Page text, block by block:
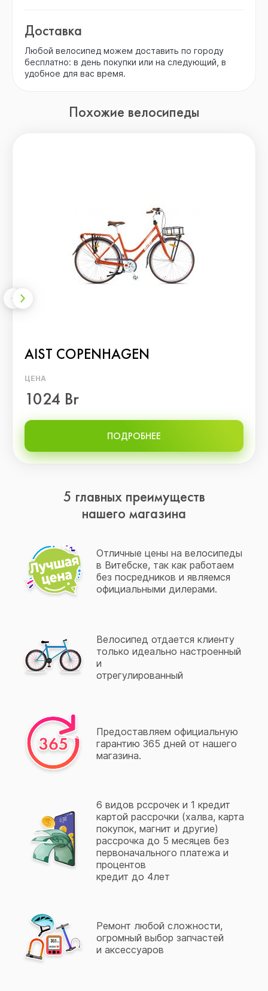
Доставка
Любой велосипед можем доставить по городу
бесплатно: в день покупки или на следующий, в
удобное для вас время.
Похожие велосипеды
AIST СOPENHAGEN
ЦЕНА
1024 Br
ПОДРОБНЕЕ
5 главных преимуществ
нашего магазина
Отличные цены на велосипеды
в Витебске, так как работаем
без посредников и являемся
официальными дилерами.
Велосипед отдается клиенту
только идеально настроенный
и
отрегулированный
Предоставляем официальную
гарантию 365 дней от нашего
магазина.
6 видов рссрочек и 1 кредит
картой рассрочки (халва, карта
покупок, магнит и другие)
рассрочка до 5 месяцев без
первоначального платежа и
процентов
кредит до 4лет
Ремонт любой сложности,
огромный выбор запчастей
и аксессуаров